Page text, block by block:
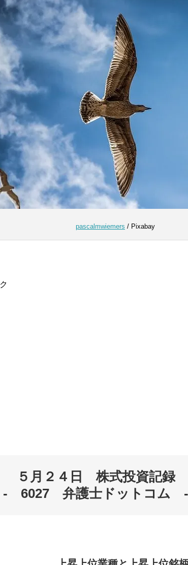
pascalmwiemers / Pixabay
５月２４日 株式投資記録
6027 弁護士ドットコム